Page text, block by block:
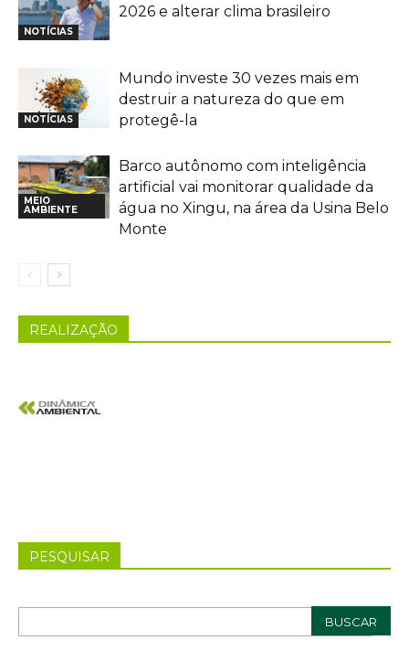
NOTÍCIAS
2026 e alterar clima brasileiro
NOTÍCIAS
Mundo investe 30 vezes mais em
destruir a natureza do que em
protegê-la
MEIO
AMBIENTE
Barco autônomo com inteligência
artificial vai monitorar qualidade da
água no Xingu, na área da Usina Belo
Monte
REALIZAÇÃO
PESQUISAR